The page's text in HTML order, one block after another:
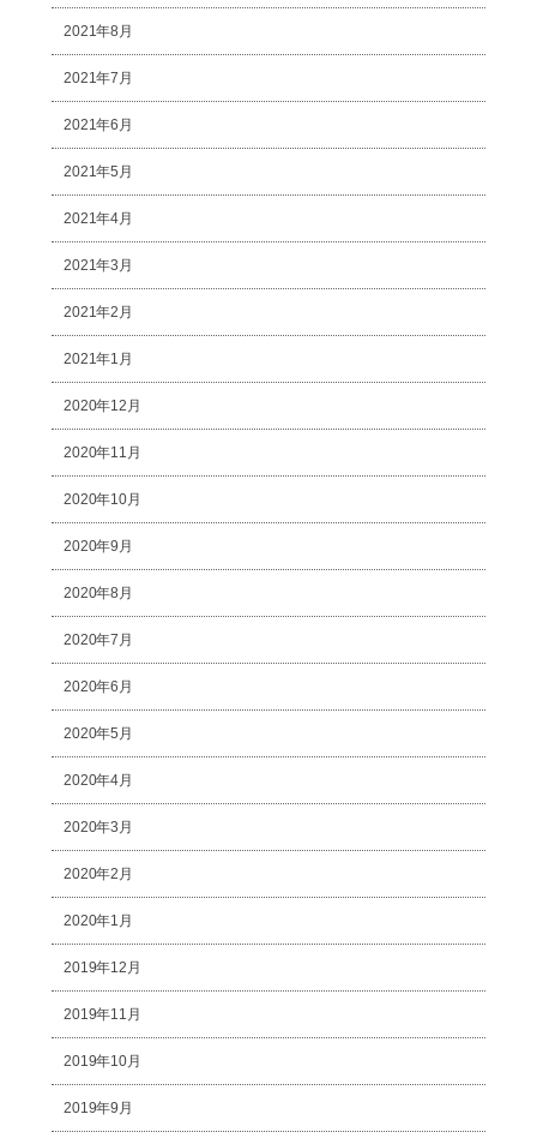
2021年8月
2021年7月
2021年6月
2021年5月
2021年4月
2021年3月
2021年2月
2021年1月
2020年12月
2020年11月
2020年10月
2020年9月
2020年8月
2020年7月
2020年6月
2020年5月
2020年4月
2020年3月
2020年2月
2020年1月
2019年12月
2019年11月
2019年10月
2019年9月